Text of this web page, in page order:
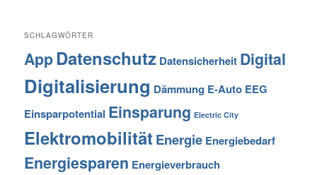
SCHLAGWÖRTER
AppDatenschutz Datensicherheit Digital
Digitalisierung Dämmung E-Auto EEG
Einsparpotential Einsparung Electric City
ElektromobilitätEnergie Energiebedarf
Energiesparen Energieverbrauch